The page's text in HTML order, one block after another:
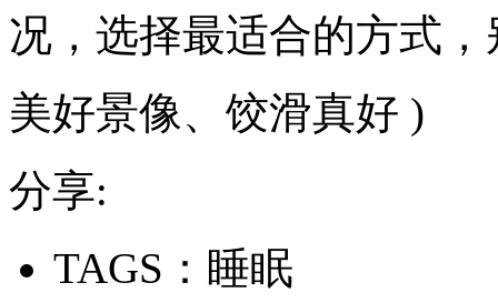
况，选择最适合的方式
美好景像、饺滑真好 )
分享:
TAGS：睡眠